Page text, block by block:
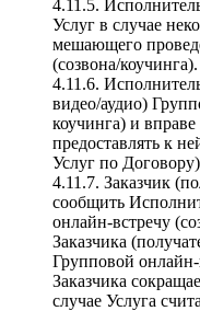
4.11.5.
Услуг в случае
мешающего
(созвона/коучинга).
4.11.6.
видео/аудио)
коучинга) и
предоставлять к
Услуг по
4.11.7. Заказчик
сообщить
онлайн-встречу
Заказчика
Групповой онлайн-
Заказчика
случае Услуга